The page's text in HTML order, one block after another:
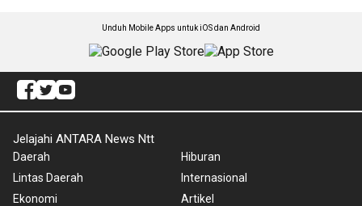
Unduh Mobile Apps untuk iOS dan Android
Jelajahi ANTARA News Ntt
Daerah
Lintas Daerah
Ekonomi
Hiburan
Internasional
Artikel